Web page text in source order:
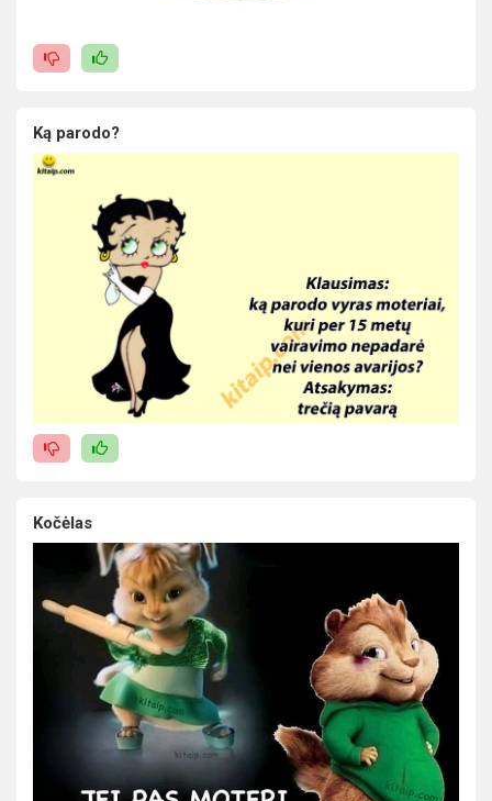
Ką parodo?
Kočėlas